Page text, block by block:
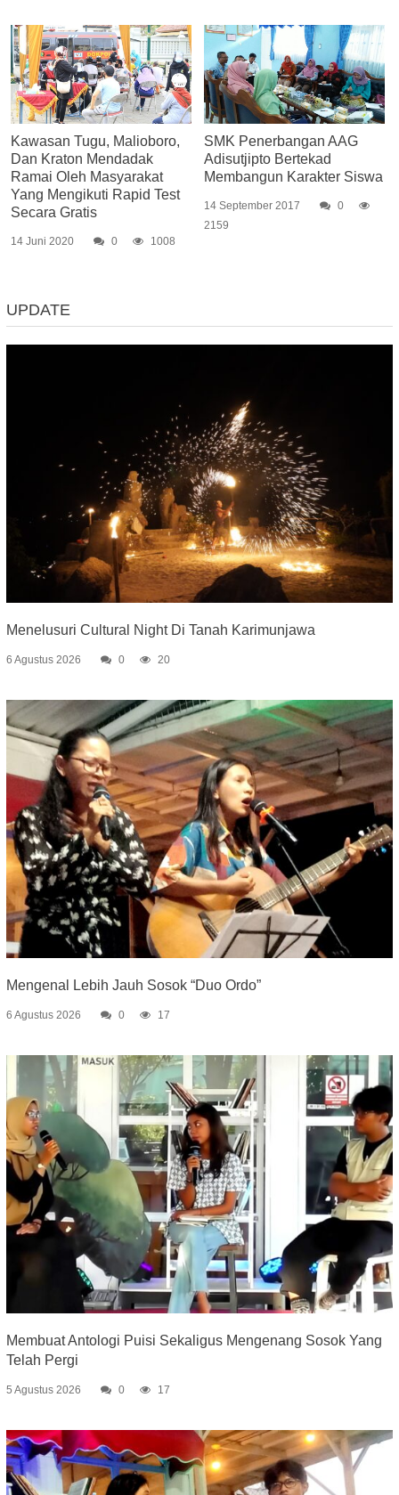
Kawasan Tugu, Malioboro,
Dan Kraton Mendadak
Ramai Oleh Masyarakat
Yang Mengikuti Rapid Test
Secara Gratis
14 Juni 2020 0 1008
SMK Penerbangan AAG
Adisutjipto Bertekad
Membangun Karakter Siswa
14 September 2017
0
2159
UPDATE
Menelusuri Cultural Night Di Tanah Karimunjawa
6 Agustus 2026 0 20
Mengenal Lebih Jauh Sosok “Duo Ordo”
6 Agustus 2026 0 17
Membuat Antologi Puisi Sekaligus Mengenang Sosok Yang
Telah Pergi
5 Agustus 2026 0 17